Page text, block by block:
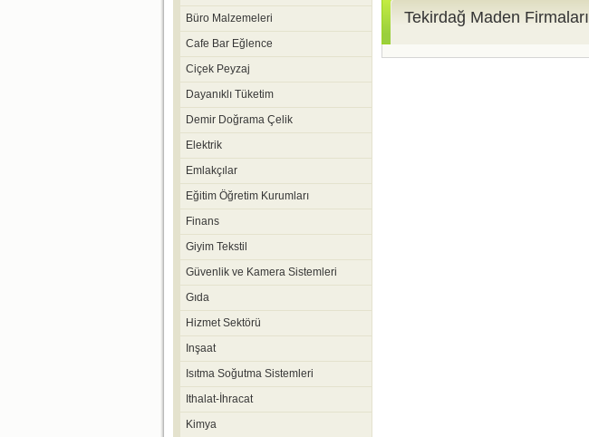
Büro Malzemeleri
Cafe Bar Eğlence
Ciçek Peyzaj
Dayanıklı Tüketim
Demir Doğrama Çelik
Elektrik
Emlakçılar
Eğitim Öğretim Kurumları
Finans
Giyim Tekstil
Güvenlik ve Kamera Sistemleri
Gıda
Hizmet Sektörü
Inşaat
Isıtma Soğutma Sistemleri
Ithalat-İhracat
Kimya
Tekirdağ Maden Firmaları